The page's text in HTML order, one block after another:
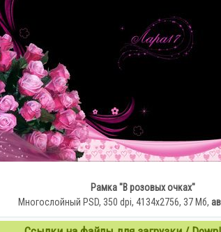
Рамка "В розовых очках"
Многослойный PSD, 350 dpi, 4134х2756, 37 Мб,